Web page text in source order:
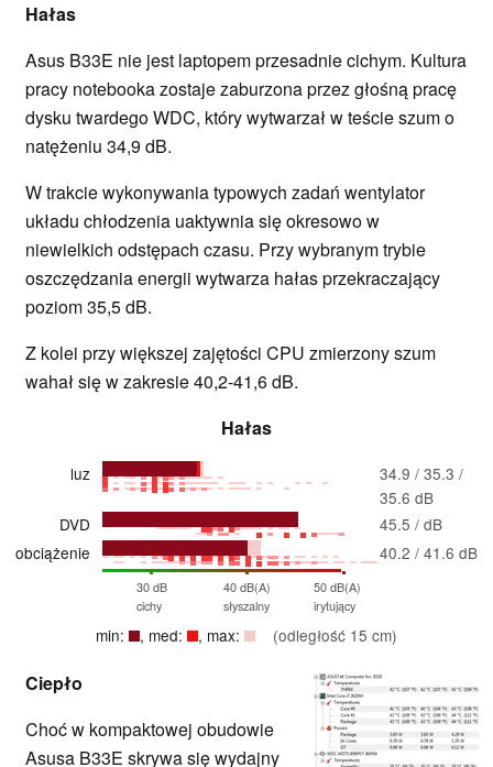
Hałas
Asus B33E nie jest laptopem przesadnie cichym. Kultura
pracy notebooka zostaje zaburzona przez głośną pracę
dysku twardego WDC, który wytwarzał w teście szum o
natężeniu 34,9 dB.
W trakcie wykonywania typowych zadań wentylator
układu chłodzenia uaktywnia się okresowo w
niewielkich odstępach czasu. Przy wybranym trybie
oszczędzania energii wytwarza hałas przekraczający
poziom 35,5 dB.
Z kolei przy większej zajętości CPU zmierzony szum
wahał się w zakresie 40,2-41,6 dB.
Hałas
luz
34.9 / 35.3 /
35.6 dB
DVD
45.5 / dB
obciążenie
40.2 / 41.6 dB
30 dB
cichy
40 dB(A)
słyszalny
50 dB(A)
irytujący
min: , med: , max: (odległość 15 cm)
Ciepło
Choć w kompaktowej obudowie
Asusa B33E skrywa się wydajny